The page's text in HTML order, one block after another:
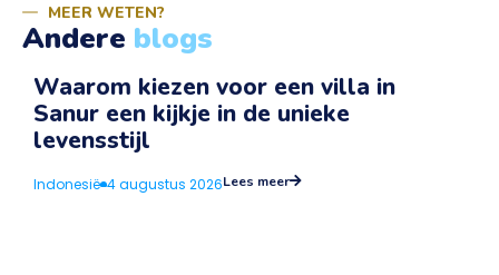
MEER WETEN?
Andere blogs
Waarom kiezen voor een villa in
Sanur een kijkje in de unieke
levensstijl
Indonesië 4 augustus 2026Lees meer